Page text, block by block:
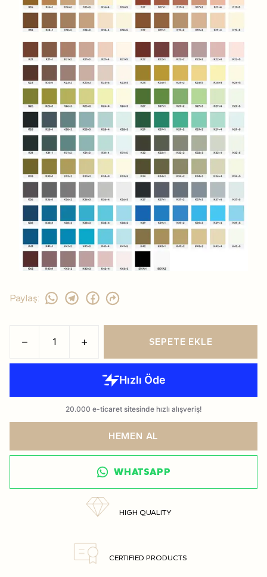
Paylaş:
SEPETE EKLE
HEMEN AL
WHATSAPP
HIGH QUALITY
CERTIFIED PRODUCTS